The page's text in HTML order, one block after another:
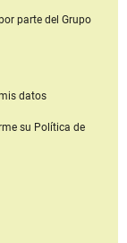
parte del Grupo
datos
su Política de